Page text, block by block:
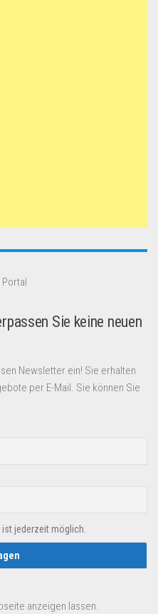
Sie keine neuen
Newsletter ein! Sie erhalten
per E-Mail. Sie können Sie
jederzeit möglich.
anzeigen lassen.